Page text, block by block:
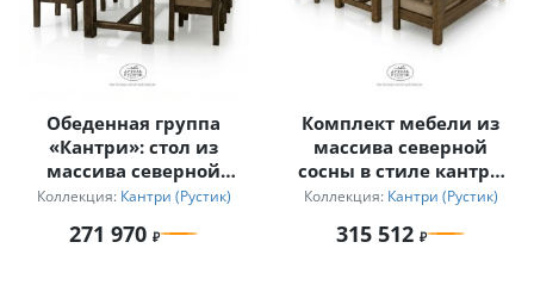
Обеденная группа
«Кантри»: стол из
массива северной
сосны и 6 стульев с
подлокотниками
Коллекция: Кантри (Рустик)
271 970
Комплект мебели из
массива северной
сосны в стиле кантри
для бани и террасы
Коллекция: Кантри (Рустик)
315 512